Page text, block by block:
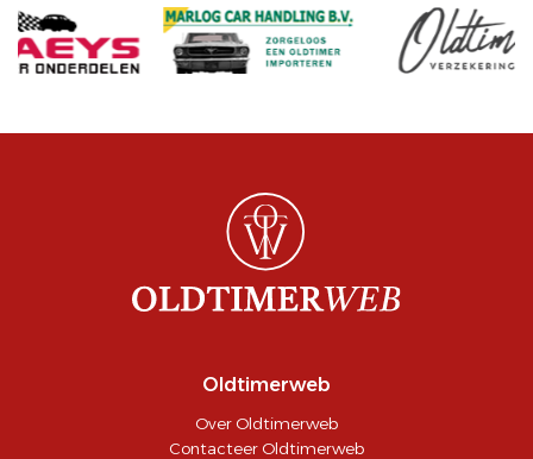
Oldtimerweb
Over Oldtimerweb
Contacteer Oldtimerweb